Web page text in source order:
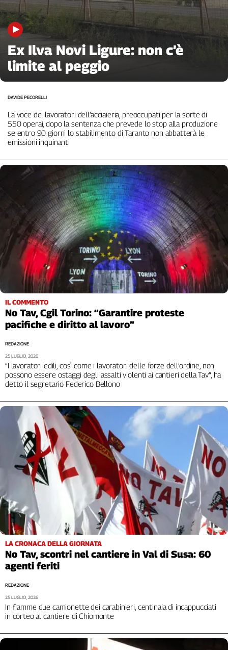
Genova,
il
sangue
ragione
120
Collettiva
Academy
Collettiva
Play
Collettiva
settimana
Collettiva
Girasoli
Sassolino
Linea
Economica
Tech
It
Easy
Idea
Diffusa
InFlai
trasmissioni
tv
Work
Progress
L'Italia
Lavoro
Territori
Abruzzo-
Molise
Alto
Adige
Campania
Emilia-
Friuli
Ex Ilva Novi Ligure: non c’è
limite al peggio
La voce dei lavoratori dell’acciaieria, preoccupati per la sorte di
550 operai, dopo la sentenza che prevede lo stop alla produzione
se entro 90 giorni lo stabilimento di Taranto non abbatterà le
emissioni inquinanti
DAVIDE PECORELLI
IL COMMENTO
No Tav, Cgil Torino: “Garantire proteste
pacifiche e diritto al lavoro”
“I lavoratori edili, così come i lavoratori delle forze dell’ordine, non
possono essere ostaggi degli assalti violenti ai cantieri della Tav”, ha
detto il segretario Federico Bellono
REDAZIONE
25 LUGLIO, 2026
LA CRONACA DELLA GIORNATA
No Tav, scontri nel cantiere in Val di Susa: 60
agenti feriti
In fiamme due camionette dei carabinieri, centinaia di incappucciati
in corteo al cantiere di Chiomonte
REDAZIONE
25 LUGLIO, 2026